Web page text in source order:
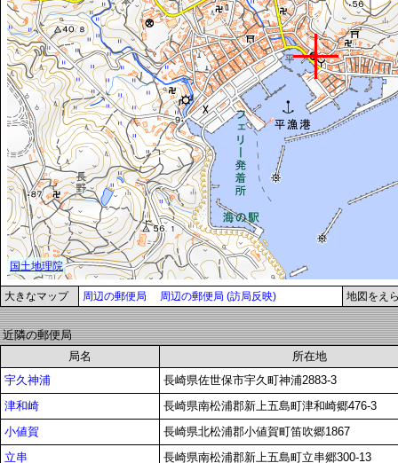
大きなマップ 周辺の郵便局 周辺の郵便局 (訪局反映) 地図をえ
近隣の郵便局
局名
所在地
宇久神浦
長崎県佐世保市宇久町神浦2883-3
津和崎
長崎県南松浦郡新上五島町津和崎郷476-3
小値賀
長崎県北松浦郡小値賀町笛吹郷1867
立串
長崎県南松浦郡新上五島町立串郷300-13